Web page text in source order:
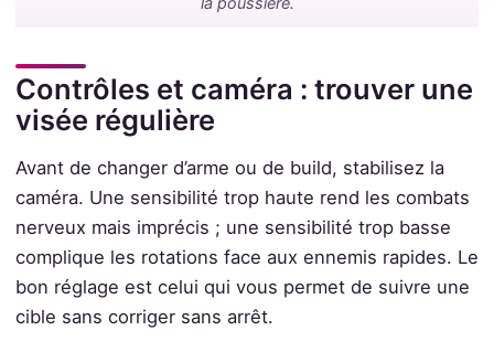
Contrôles et caméra : trouver une
visée régulière
Avant de changer d’arme ou de build, stabilisez la
caméra. Une sensibilité trop haute rend les combats
nerveux mais imprécis ; une sensibilité trop basse
complique les rotations face aux ennemis rapides. Le
bon réglage est celui qui vous permet de suivre une
cible sans corriger sans arrêt.